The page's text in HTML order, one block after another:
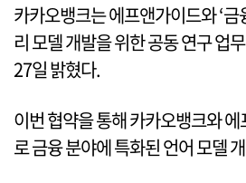
카카오뱅크는 에프앤가이드와 ‘
리 모델 개발을 위한 공동 연구 업
27일 밝혔다.
이번 협약을 통해 카카오뱅크와
로 금융 분야에 특화된 언어 모델